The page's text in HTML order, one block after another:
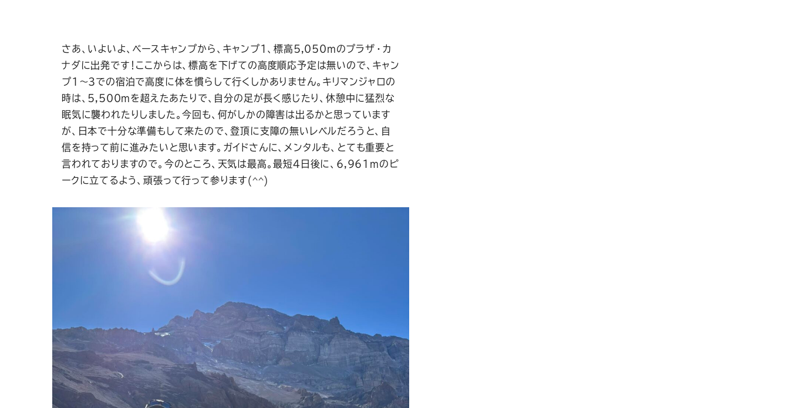
さあ、いよいよ、ベースキャンプから、キャンプ1、標高5,050mのプラザ・カ
ナダに出発です！ここからは、標高を下げての高度順応予定は無いので、キャン
プ1〜3での宿泊で高度に体を慣らして行くしかありません。キリマンジャロの
時は、5,500mを超えたあたりで、自分の足が長く感じたり、休憩中に猛烈な
眠気に襲われたりしました。今回も、何がしかの障害は出るかと思っています
が、日本で十分な準備もして来たので、登頂に支障の無いレベルだろうと、自
信を持って前に進みたいと思います。ガイドさんに、メンタルも、とても重要と
言われておりますので。今のところ、天気は最高。最短4日後に、6,961mのピ
ークに立てるよう、頑張って行って参ります(^^)